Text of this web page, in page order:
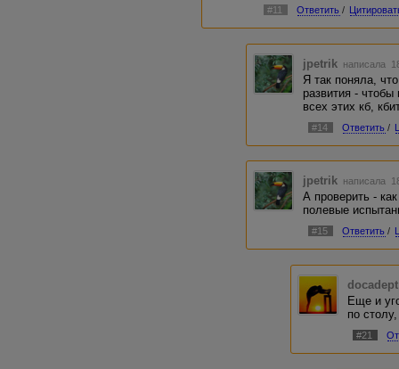
#11 Ответить /
jpetrik написала
Я так поняла,
развития -
всех этих кб,
#14 Ответить /
jpetrik написала
А проверить -
полевые
#15 Ответить /
docadept
Еще и
по
#21